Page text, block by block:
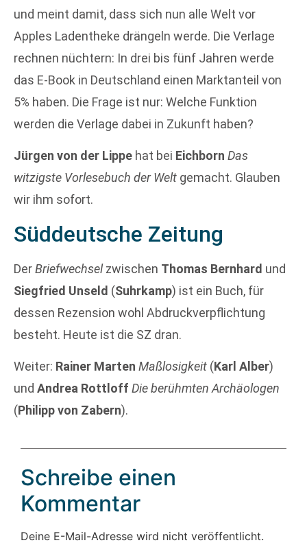
und meint damit, dass sich nun alle Welt vor
Apples Ladentheke drängeln werde. Die Verlage
rechnen nüchtern: In drei bis fünf Jahren werde
das E-Book in Deutschland einen Marktanteil von
5% haben. Die Frage ist nur: Welche Funktion
werden die Verlage dabei in Zukunft haben?
Jürgen von der Lippe hat bei Eichborn Das
witzigste Vorlesebuch der Welt gemacht. Glauben
wir ihm sofort.
Süddeutsche Zeitung
DerBriefwechselzwischen Thomas Bernhard und
Siegfried Unseld (Suhrkamp) ist ein Buch, für
dessen Rezension wohl Abdruckverpflichtung
besteht. Heute ist die SZ dran.
Weiter: Rainer Marten Maßlosigkeit (Karl Alber)
und Andrea Rottloff Die berühmten Archäologen
(Philipp von Zabern).
Schreibe einen
Kommentar
Deine E-Mail-Adresse wird nicht veröffentlicht.